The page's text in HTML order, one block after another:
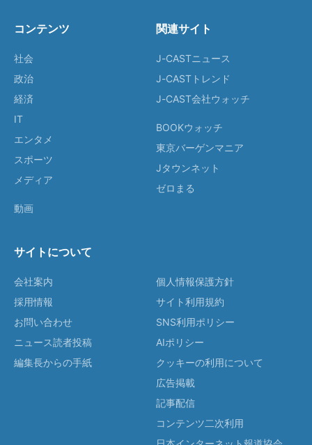
コンテンツ
社会
政治
経済
IT
エンタメ
スポーツ
メディア
動画
関連サイト
J-CASTニュース
J-CASTトレンド
J-CAST会社ウォッチ
BOOKウォッチ
東京バーゲンマニア
Jタウンネット
ゼロまる
サイトについて
会社案内
採用情報
お問い合わせ
ニュース読者投稿
編集長からの手紙
個人情報保護方針
サイト利用規約
SNS利用ポリシー
AIポリシー
クッキーの利用について
広告掲載
記事配信
コンテンツ二次利用